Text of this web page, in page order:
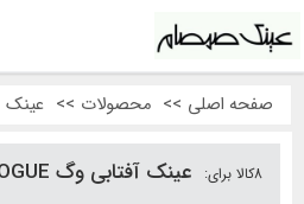
صفحه اصلی >> محصولات >> عینک
8کالا برای: عینک آفتابی وگ VOGUE